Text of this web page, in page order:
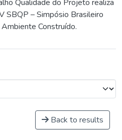
Qualidade do Projeto realiza
SBQP – Simpósio Brasileiro
Construído.
Back to results